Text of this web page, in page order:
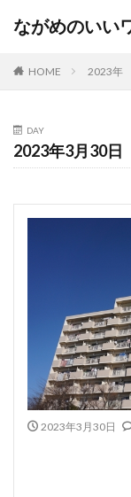
ながめのいい
HOME 2023年
DAY
2023年3月30日
2023年3月30日